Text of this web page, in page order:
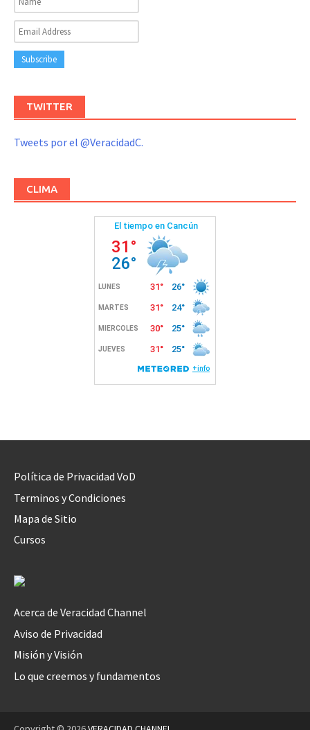
TWITTER
Tweets por el @VeracidadC.
CLIMA
Política de Privacidad VoD
Terminos y Condiciones
Mapa de Sitio
Cursos
Acerca de Veracidad Channel
Aviso de Privacidad
Misión y Visión
Lo que creemos y fundamentos